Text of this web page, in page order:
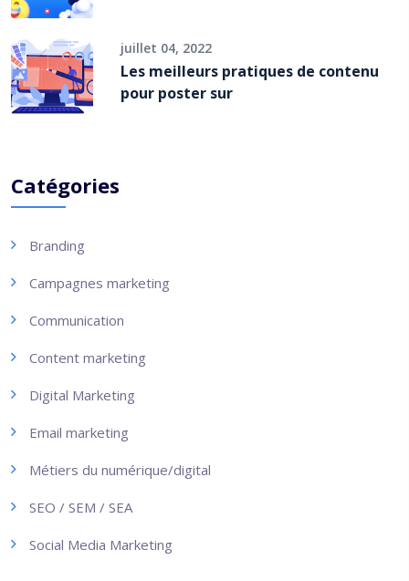
juillet 04, 2022
Les meilleurs pratiques de contenu
pour poster sur
Catégories
Branding
Campagnes marketing
Communication
Content marketing
Digital Marketing
Email marketing
Métiers du numérique/digital
SEO / SEM / SEA
Social Media Marketing